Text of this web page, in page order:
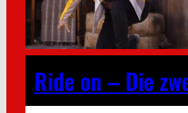
Ride on – Die